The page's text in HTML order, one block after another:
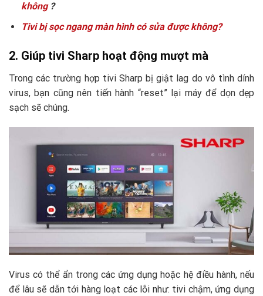
không?
Tivi bị sọc ngang màn hình có sửa được không?
2. Giúp tivi Sharp hoạt động mượt mà
Trong các trường hợp tivi Sharp bị giật lag do vô tình dính
virus, bạn cũng nên tiến hành “reset” lại máy để dọn dẹp
sạch sẽ chúng.
Virus có thể ẩn trong các ứng dụng hoặc hệ điều hành, nếu
để lâu sẽ dẫn tới hàng loạt các lỗi như: tivi chậm, ứng dụng